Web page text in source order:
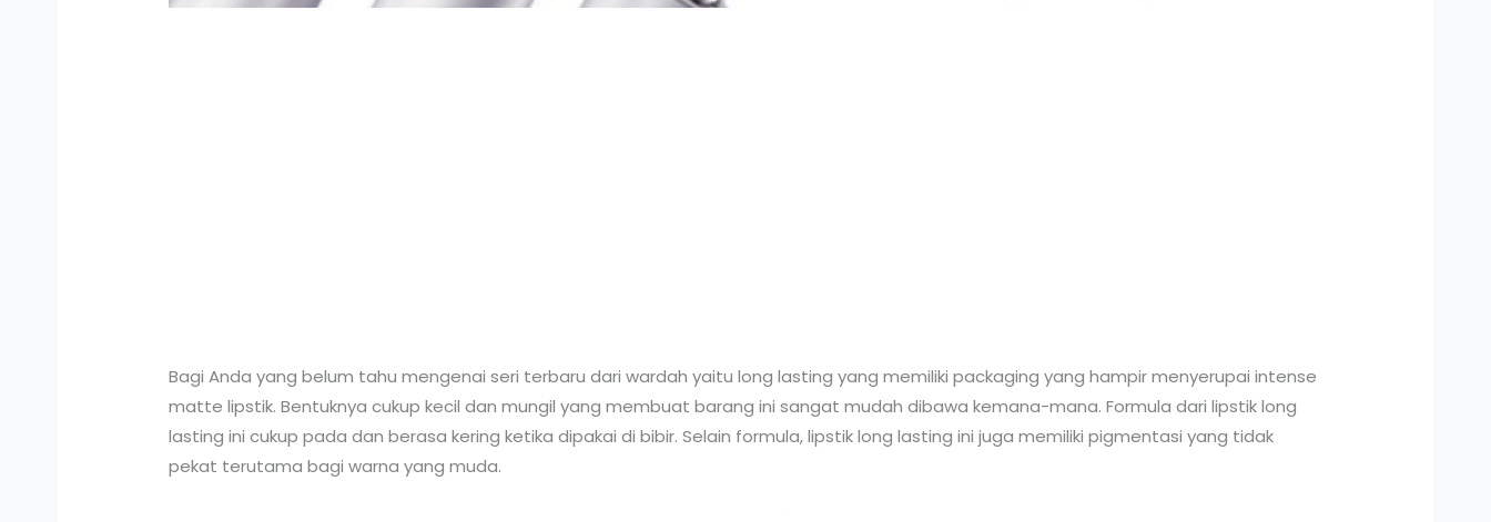
Bagi Anda yang belum tahu mengenai seri terbaru dari wardah yaitu long lasting yang memiliki packaging yang hampir menyerupai intense
matte lipstik. Bentuknya cukup kecil dan mungil yang membuat barang ini sangat mudah dibawa kemana-mana. Formula dari lipstik long
lasting ini cukup pada dan berasa kering ketika dipakai di bibir. Selain formula, lipstik long lasting ini juga memiliki pigmentasi yang tidak
pekat terutama bagi warna yang muda.